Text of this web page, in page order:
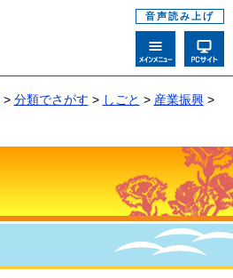
音声読み上げ
> 分類でさがす > しごと > 産業振興>